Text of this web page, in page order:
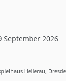
September 2026
Hellerau,